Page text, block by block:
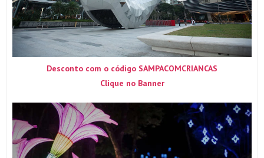
Desconto com o código SAMPACOMCRIANCAS
Clique no Banner